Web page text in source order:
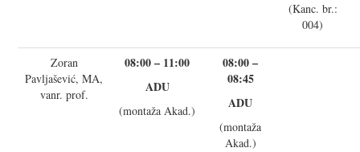
(Kanc. br.:
004)
Zoran
Pavljašević, MA,
vanr. prof.
08:00 – 11:00
ADU
(montaža Akad.)
08:00 –
08:45
ADU
(montaža
Akad.)